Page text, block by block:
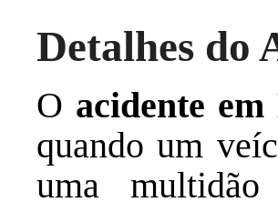
Detalhes do
O acidente
quando um
uma